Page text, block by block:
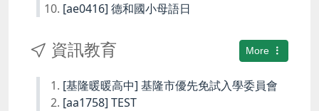
[ae0416] 德和國小母語日
More
資訊教育
[基隆暖暖高中] 基隆市優先免試入學委員會
[aa1758] TEST